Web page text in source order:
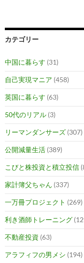
カテゴリー
中国に暮らす (31)
自己実現マニア (458)
英国に暮らす (63)
50代のリアル (3)
リーマンダンサーズ (307)
公開減量生活 (389)
こびと株投資と積立投信
家計簿父ちゃん (337)
一万冊プロジェクト (269)
利き酒師トレーニング
不動産投資 (63)
アラフィフの男メシ (194)